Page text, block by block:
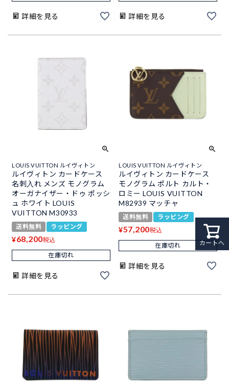
詳細を見る 詳細を見る
LOUIS VUITTON ルイヴィトン
ルイヴィトン カードケース
名刺入れ メンズ モノグラム
オーガナイザー・ドゥ ポッシ
ュ ホワイト LOUIS
VUITTON M30933
送料無料 ラッピング
¥68,200税込
在庫切れ
詳細を見る
LOUIS VUITTON ルイヴィトン
ルイヴィトン カードケース
モノグラム ポルト カルト・
ロミー LOUIS VUITTON
M82939 マッチャ
送料無料 ラッピング
¥57,200税込
在庫切れ
詳細を見る
カートへ